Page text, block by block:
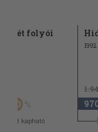
sötét folyói
30
pont kapható
1992